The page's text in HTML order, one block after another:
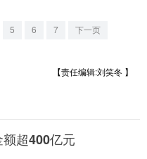
江西
5 6 7 下一页
【责任编辑:刘笑冬 】
超400亿元